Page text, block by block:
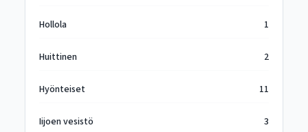
Hollola 1
Huittinen 2
Hyönteiset 11
Iijoen vesistö 3